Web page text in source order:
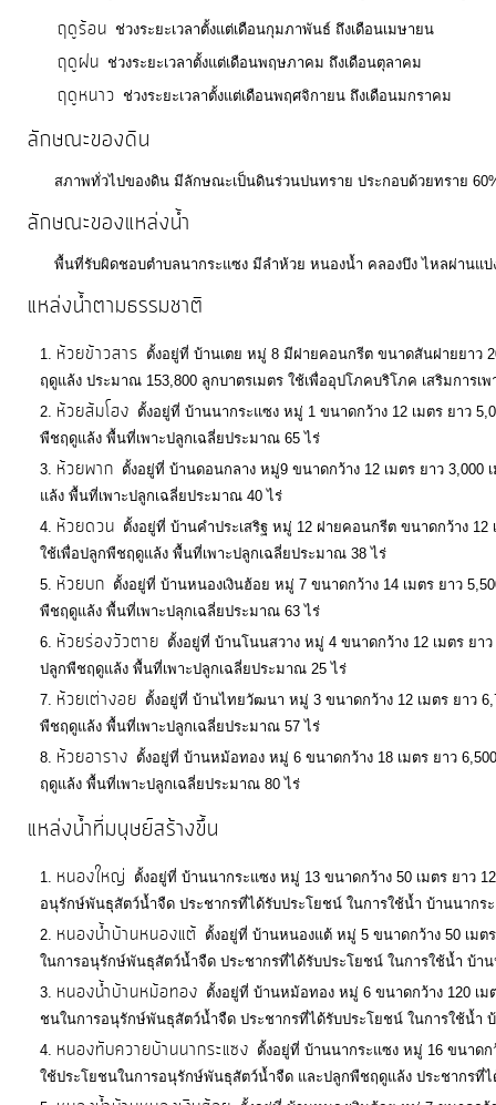
แผนการ
จ่าย
ประมาณ
การ
บริหาร
พัฒนา
ทรัพยากร
บุคคล
การ
จัด
ซื้อ
จัด
จ้าง
การ
เงิน
การ
คลัง
แผนการ
ป้องกัน
การ
ทุจริต
การ
ดำเนิน
การ
เพื่อ
ฤดูร้อน ช่วงระยะเวลาตั้งแต่เดือนกุมภาพันธ์ ถึงเดือนเมษายน
ฤดูฝน ช่วงระยะเวลาตั้งแต่เดือนพฤษภาคม ถึงเดือนตุลาคม
ฤดูหนาว ช่วงระยะเวลาตั้งแต่เดือนพฤศจิกายน ถึงเดือนมกราคม
ลักษณะของดิน
สภาพทั่วไปของดิน มีลักษณะเป็นดินร่วนปนทราย ประกอบด้วยทราย 60%
ลักษณะของแหล่งน้ำ
พื้นที่รับผิดชอบตำบลนากระแซง มีลำห้วย หนองน้ำ คลองบึง ไหลผ่านแบ่
แหล่งน้ำตามธรรมชาติ
ห้วยข้าวสาร ตั้งอยู่ที่ บ้านเตย หมู่ 8 มีฝายคอนกรีต ขนาดสันฝายยาว
ฤดูแล้ง ประมาณ 153,800 ลูกบาตรเมตร ใช้เพื่ออุปโภคบริโภค เสริมการ
ห้วยส้มโฮง ตั้งอยู่ที่ บ้านนากระแซง หมู่ 1 ขนาดกว้าง 12 เมตร ยาว
พืชฤดูแล้ง พื้นที่เพาะปลูกเฉลี่ยประมาณ 65 ไร่
ห้วยพาก ตั้งอยู่ที่ บ้านดอนกลาง หมู่9 ขนาดกว้าง 12 เมตร ยาว 3,000
แล้ง พื้นที่เพาะปลูกเฉลี่ยประมาณ 40 ไร่
ห้วยดวน ตั้งอยู่ที่ บ้านคำประเสริฐ หมู่ 12 ฝายคอนกรีต ขนาดกว้าง 12
ใช้เพื่อปลูกพืชฤดูแล้ง พื้นที่เพาะปลูกเฉลี่ยประมาณ 38 ไร่
ห้วยบก ตั้งอยู่ที่ บ้านหนองเงินฮ้อย หมู่ 7 ขนาดกว้าง 14 เมตร ยาว
พืชฤดูแล้ง พื้นที่เพาะปลุกเฉลี่ยประมาณ 63 ไร่
ห้วยร่องวัวตาย ตั้งอยู่ที่ บ้านโนนสวาง หมู่ 4 ขนาดกว้าง 12 เมตร ยา
ปลูกพืชฤดูแล้ง พื้นที่เพาะปลูกเฉลี่ยประมาณ 25 ไร่
ห้วยเต่างอย ตั้งอยู่ที่ บ้านไทยวัฒนา หมู่ 3 ขนาดกว้าง 12 เมตร ยาว
พืชฤดูแล้ง พื้นที่เพาะปลูกเฉลี่ยประมาณ 57 ไร่
ห้วยอาราง ตั้งอยู่ที่ บ้านหม้อทอง หมู่ 6 ขนาดกว้าง 18 เมตร ยาว
ฤดูแล้ง พื้นที่เพาะปลูกเฉลี่ยประมาณ 80 ไร่
แหล่งน้ำที่มนุษย์สร้างขึ้น
หนองใหญ่
ตั้งอยู่ที่ บ้านนากระแซง หมู่ 13 ขนาดกว้าง 50 เมตร ยาว
อนุรักษ์พันธุสัตว์น้ำจืด ประชากรที่ได้รับประโยชน์ ในการใช้น้ำ บ้านนาก
หนองน้ำบ้านหนองแต้ ตั้งอยู่ที่ บ้านหนองแต้ หมู่ 5 ขนาดกว้าง 50 เมต
ในการอนุรักษ์พันธุสัตว์น้ำจืด ประชากรที่ได้รับประโยชน์ ในการใช้น้ำ บ้า
หนองน้ำบ้านหม้อทอง ตั้งอยู่ที่ บ้านหม้อทอง หมู่ 6 ขนาดกว้าง 120 เม
ชนในการอนุรักษ์พันธุสัตว์น้ำจืด ประชากรที่ได้รับประโยชน์ ในการใช้น้ำ
หนองทับควายบ้านนากระแซง ตั้งอยู่ที่ บ้านนากระแซง หมู่ 16 ขนาดก
ใช้ประโยชนในการอนุรักษ์พันธุสัตว์น้ำจืด และปลูกพืชฤดูแล้ง ประชากรที่